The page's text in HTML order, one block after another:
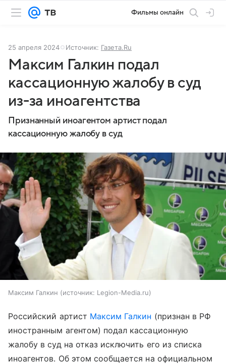
Фильмы онлайн
25 апреля 2024 Источник: Газета.Ru
Максим Галкин подал
кассационную жалобу в суд
из-за иноагентства
Признанный иноагентом артист подал
кассационную жалобу в суд
Максим Галкин источник: Legion-Media.ru
Российский артист Максим Галкин (признан в РФ
иностранным агентом) подал кассационную
жалобу в суд на отказ исключить его из списка
иноагентов. Об этом сообщается на официальном